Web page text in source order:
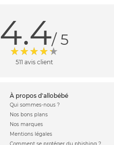
4.4/ 5
511 avis client
à propos d'allobébé
Qui sommes-nous ?
Nos bons plans
Nos marques
Mentions légales